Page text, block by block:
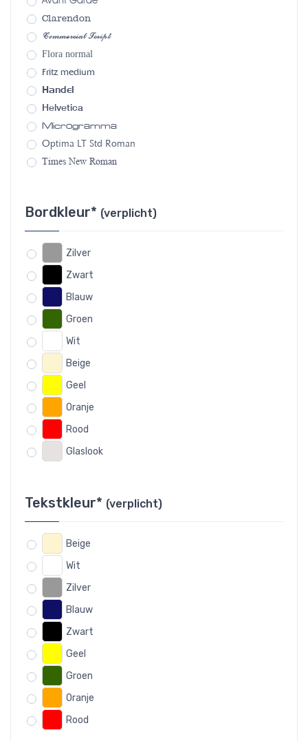
Clarendon
Commercial Script
Flora normal
Fritz medium
Handel
Helvetica
Microgramma
Optima LT Std Roman
Times New Roman
Bordkleur* (verplicht)
Zilver
Zwart
Blauw
Groen
Wit
Beige
Geel
Oranje
Rood
Glaslook
Tekstkleur* (verplicht)
Beige
Wit
Zilver
Blauw
Zwart
Geel
Groen
Oranje
Rood